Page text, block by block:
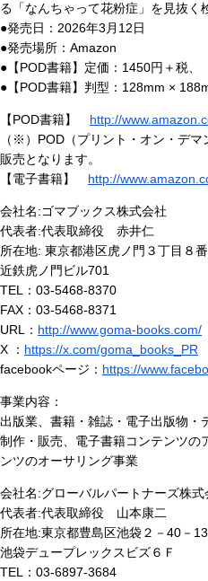
る「なんちゃって花粉症」を見抜く
●発売日：2026年3月12日
●発売場所：Amazon
●【POD書籍】定価：1450円＋税、
●【POD書籍】判型：128mm ×
【POD書籍】 http://
（※）POD（プリント・オン・デ
販売となります。
【電子書籍】 http://
会社名:ゴマブックス株式会社
代表者:代表取締役 赤井仁
所在地: 東京都港区虎ノ門３丁目８
近鉄虎ノ門ビル701
TEL：03-5468-8370
FAX：03-5468-8371
URL： http://www.goma-books.com/
X ： https://x.com/goma_books_PR
facebookページ： https://
事業内容：
出版業、書籍・雑誌・電子出版物・
制作・販売、電子書籍コンテンツの
ンツのオーサリング事業
会社名:グローバルパートナーズ株式
代表者:代表取締役 山本康二
所在地:東京都豊島区池袋２－40－13
池袋デュープレックスビズ６Ｆ
TEL：03-6897-3684